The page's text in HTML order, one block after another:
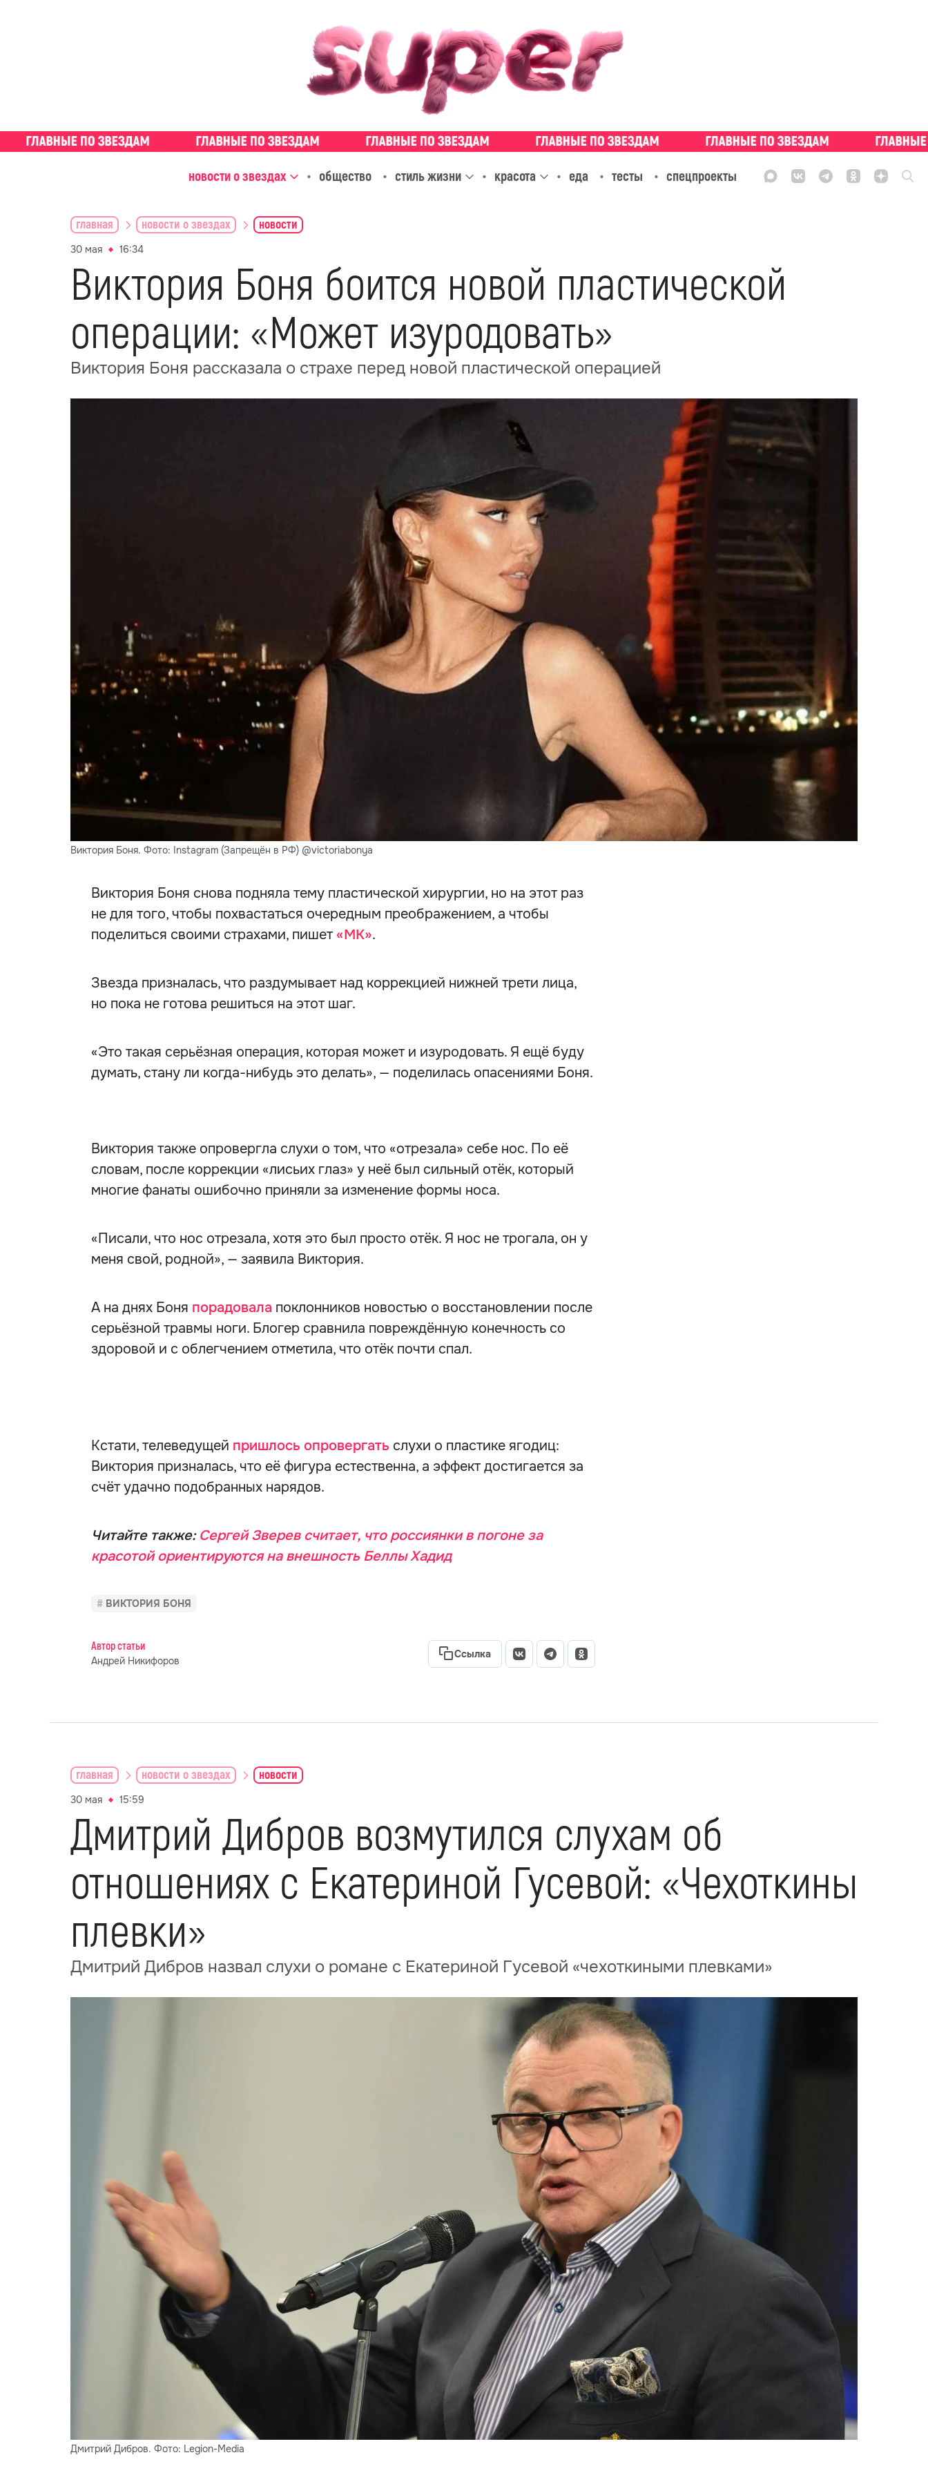
новости о звездах общество стиль жизни красота еда тесты спецпроекты
главная новости о звездах новости
30 мая 16:34
Виктория Боня боится новой пластической
операции: «Может изуродовать»
Виктория Боня рассказала о страхе перед новой пластической операцией
Виктория Боня. Фото: Instagram (Запрещён в РФ) @victoriabonya
Виктория Боня снова подняла тему пластической хирургии, но на этот раз
не для того, чтобы похвастаться очередным преображением, а чтобы
поделиться своими страхами, пишет«МК».
Звезда призналась, что раздумывает над коррекцией нижней трети лица,
но пока не готова решиться на этот шаг.
«Это такая серьёзная операция, которая может и изуродовать. Я ещё буду
думать, стану ли когда-нибудь это делать», — поделилась опасениями Боня.
Виктория также опровергла слухи о том, что «отрезала» себе нос. По её
словам, после коррекции «лисьих глаз» у неё был сильный отёк, который
многие фанаты ошибочно приняли за изменение формы носа.
«Писали, что нос отрезала, хотя это был просто отёк. Я нос не трогала, он у
меня свой, родной», — заявила Виктория.
А на днях Боня порадовала поклонников новостью о восстановлении после
серьёзной травмы ноги. Блогер сравнила повреждённую конечность со
здоровой и с облегчением отметила, что отёк почти спал.
Кстати, телеведущей пришлось опровергать слухи о пластике ягодиц:
Виктория призналась, что её фигура естественна, а эффект достигается за
счёт удачно подобранных нарядов.
Читайте также: Сергей Зверев считает, что россиянки в погоне за
красотой ориентируются на внешность Беллы Хадид
ВИКТОРИЯ БОНЯ
Автор статьи
Андрей Никифоров
Ссылка
главная новости о звездах новости
30 мая 15:59
Дмитрий Дибров возмутился слухам об
отношениях с Екатериной Гусевой: «Чехоткины
плевки»
Дмитрий Дибров назвал слухи о романе с Екатериной Гусевой «чехоткиными плевками»
Дмитрий Дибров. Фото: Legion-Media